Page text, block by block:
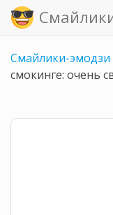
Смайлики-эмодзи
смокинге: очень